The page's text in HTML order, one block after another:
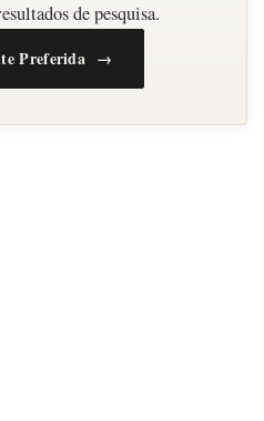
de pesquisa.
Preferida →